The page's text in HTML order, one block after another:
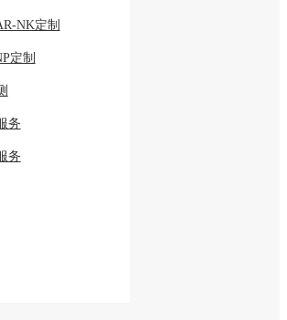
NK定制
定制
务
务